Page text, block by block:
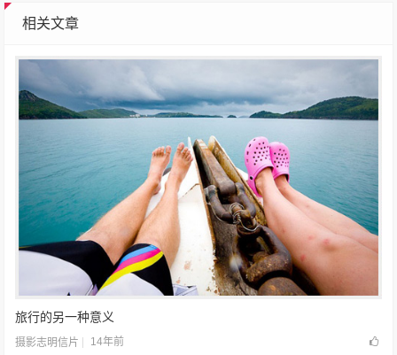
相关文章
旅行的另一种意义
摄影志明信片 14年前